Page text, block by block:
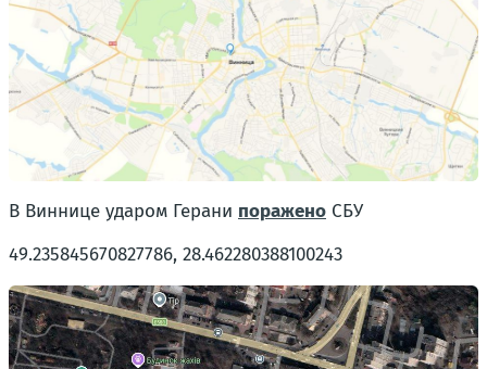
В Виннице ударом Герани поражено СБУ
49.235845670827786, 28.462280388100243